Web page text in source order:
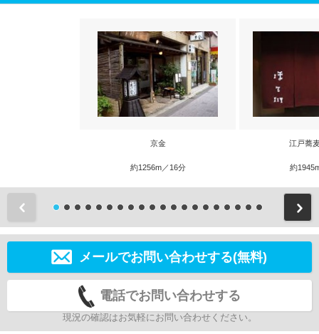
京金
約1256m／16分
江戸蕎
約
メールでお問い合わせする(無料)
電話でお問い合わせする
現況の確認はお気軽にお問い合わせください。